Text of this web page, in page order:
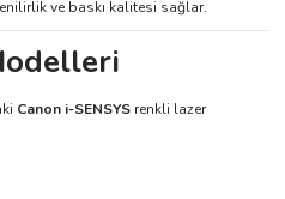
ve baskı kalitesi sağlar.
Canon i-SENSYS renkli lazer